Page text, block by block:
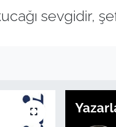
sevgidir,